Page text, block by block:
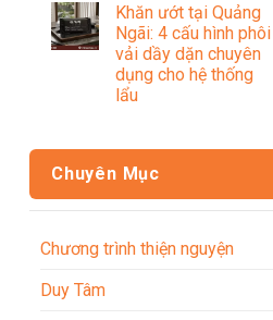
Khăn ướt tại Quảng
Ngãi: 4 cấu hình phôi
vải dầy dặn chuyên
dụng cho hệ thống
lẩu
Chuyên Mục
Chương trình thiện nguyện
Duy Tâm